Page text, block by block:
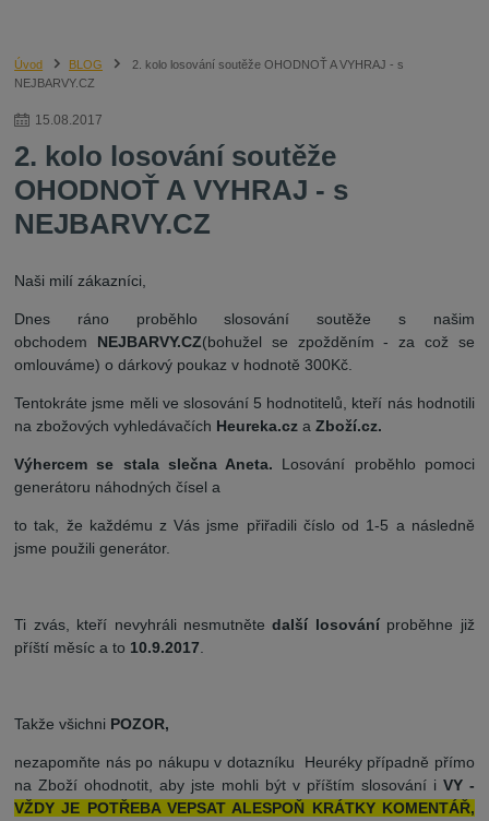
Úvod BLOG
2. kolo losování soutěže OHODNOŤ A VYHRAJ - s
NEJBARVY.CZ
15.08.2017
2. kolo losování soutěže
OHODNOŤ A VYHRAJ - s
NEJBARVY.CZ
Naši milí zákazníci,
Dnes ráno proběhlo slosování soutěže s našim
obchodem NEJBARVY.CZ(bohužel se zpožděním - za což se
omlouváme) o dárkový poukaz v hodnotě 300Kč.
Tentokráte jsme měli ve slosování 5 hodnotitelů, kteří nás hodnotili
na zbožových vyhledávačích Heureka.cza Zboží.cz.
Výhercem se stala slečna Aneta. Losování proběhlo pomoci
generátoru náhodných čísel a
to tak, že každému z Vás jsme přiřadili číslo od 1-5 a následně
jsme použili generátor.
Ti zvás, kteří nevyhráli nesmutnětedalší losováníproběhne již
příští měsíc a to 10.9.2017
Takže všichni POZOR,
nezapomňte nás po nákupu v dotazníku Heuréky případně přímo
na Zboží ohodnotit, aby jste mohli být v příštím slosování i VY -
VŽDY JE POTŘEBA VEPSAT ALESPOŇ KRÁTKY KOMENTÁŘ,